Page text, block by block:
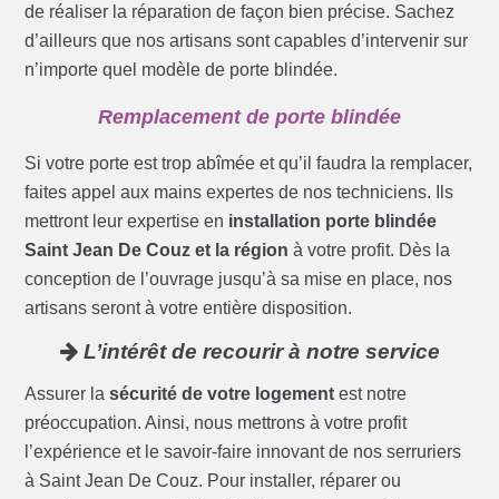
de réaliser la réparation de façon bien précise. Sachez
d’ailleurs que nos artisans sont capables d’intervenir sur
n’importe quel modèle de porte blindée.
Remplacement de porte blindée
Si votre porte est trop abîmée et qu’il faudra la remplacer,
faites appel aux mains expertes de nos techniciens. Ils
mettront leur expertise en installation porte blindée
Saint Jean De Couz et la région à votre profit. Dès la
conception de l’ouvrage jusqu’à sa mise en place, nos
artisans seront à votre entière disposition.
L’intérêt de recourir à notre service
Assurer lasécurité de votre logement est notre
préoccupation. Ainsi, nous mettrons à votre profit
l’expérience et le savoir-faire innovant de nos serruriers
à Saint Jean De Couz. Pour installer, réparer ou